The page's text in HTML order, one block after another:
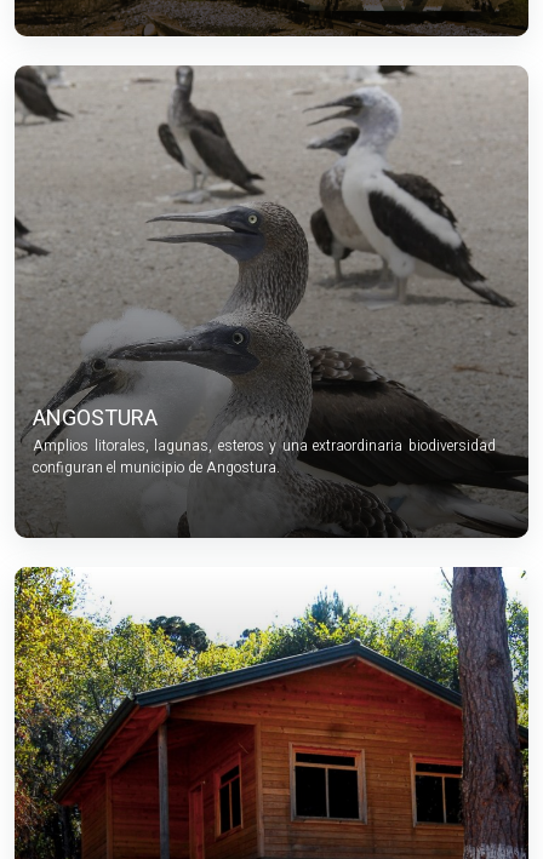
ANGOSTURA
Amplios litorales, lagunas, esteros y una extraordinaria biodiversidad
configuran el municipio de Angostura.